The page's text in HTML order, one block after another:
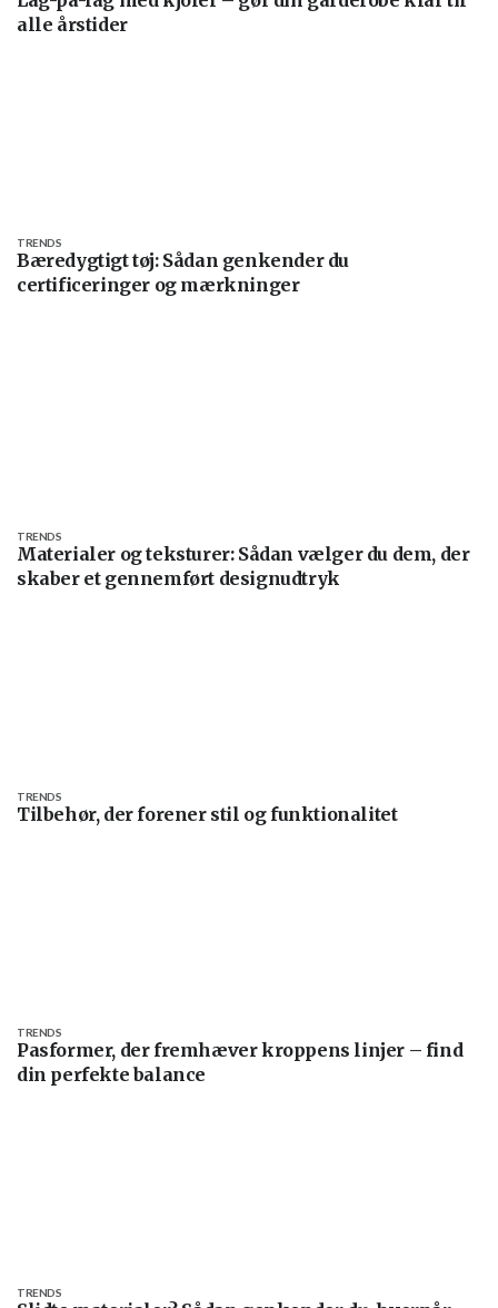
alle årstider
Bæredygtigt tøj: Sådan genkender du
certificeringer og mærkninger
TRENDS
Materialer og teksturer: Sådan vælger du dem, der
skaber et gennemført designudtryk
TRENDS
Tilbehør, der forener stil og funktionalitet
TRENDS
Pasformer, der fremhæver kroppens linjer – find
din perfekte balance
TRENDS
TRENDS